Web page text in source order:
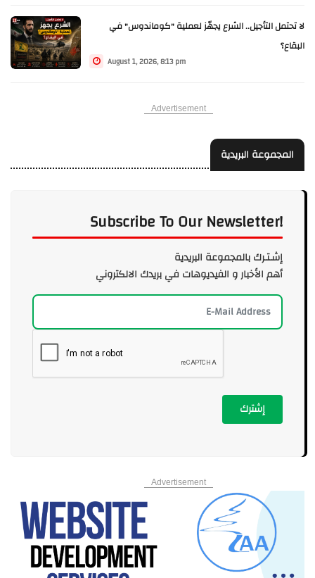
لا تحتمل التأجيل.. الشرع يجهّز لعملية "كوماندوس" في
البقاع؟
August 1, 2026, 8:13 pm
Advertisement
المجموعة البريدية
Subscribe To Our Newsletter!
إشـتـرك بالمجموعة البريدية
أهم الأخبار و الفيديوهات في بريدك الالكتروني
إشترك
Advertisement